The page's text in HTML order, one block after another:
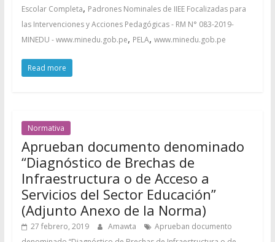
Escolar Completa, Padrones Nominales de IIEE Focalizadas para
las Intervenciones y Acciones Pedagógicas - RM N° 083-2019-
MINEDU - www.minedu.gob.pe, PELA, www.minedu.gob.pe
Read more
Normativa
Aprueban documento denominado
“Diagnóstico de Brechas de
Infraestructura o de Acceso a
Servicios del Sector Educación”
(Adjunto Anexo de la Norma)
27 febrero, 2019 Amawta
Aprueban documento